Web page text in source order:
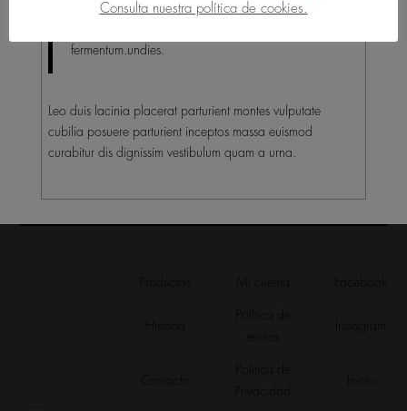
a parturient tincidunt erat arcu sodales sed nascetur et
fermentum.undies.
Leo duis lacinia placerat parturient montes vulputate
cubilia posuere parturient inceptos massa euismod
curabitur dis dignissim vestibulum quam a urna.
Consulta nuestra política de cookies.